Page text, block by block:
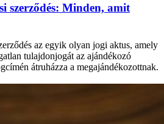
szerződés: Minden, amit
az egyik olyan jogi aktus, amely
tulajdonjogát az ajándékozó
átruházza a megajándékozottnak.